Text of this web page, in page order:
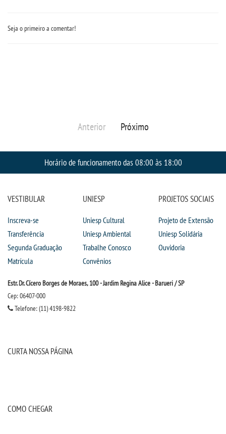
Seja o primeiro a comentar!
Anterior Próximo
Horário de funcionamento das 08:00 às 18:00
VESTIBULAR
Inscreva-se
Transferência
Segunda Graduação
Matrícula
UNIESP
Uniesp Cultural
Uniesp Ambiental
Trabalhe Conosco
Convênios
PROJETOS SOCIAIS
Projeto de Extensão
Uniesp Solidária
Ouvidoria
Estr. Dr. Cícero Borges de Moraes, 100 - Jardim Regina Alice - Barueri / SP
Cep: 06407-000
Telefone: (11) 4198-9822
CURTA NOSSA PÁGINA
COMO CHEGAR